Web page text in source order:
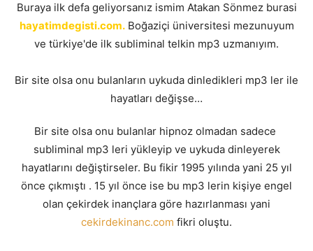
Buraya ilk defa geliyorsanız ismim Atakan Sönmez burasi
hayatimdegisti.com.Boğaziçi üniversitesi mezunuyum
ve türkiye'de ilk subliminal telkin mp3 uzmanıyım.
Bir site olsa onu bulanların uykuda dinledikleri mp3 ler ile
hayatları değişse…
Bir site olsa onu bulanlar hipnoz olmadan sadece
subliminal mp3 leri yükleyip ve uykuda dinleyerek
hayatlarını değiştirseler. Bu fikir 1995 yılında yani 25 yıl
önce çıkmıştı . 15 yıl önce ise bu mp3 lerin kişiye engel
olan çekirdek inançlara göre hazırlanması yani
cekirdekinanc.com fikri oluştu.